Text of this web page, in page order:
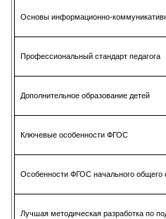
Основы информационно-
Профессиональный стандарт педагога
Дополнительное образование детей
Ключевые особенности ФГОС
Особенности ФГОС начального общего
Лучшая методическая разработка по